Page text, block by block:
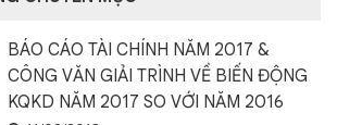
BÁO CÁO TÀI CHÍNH NĂM 2017 &
CÔNG VĂN GIẢI TRÌNH VỀ BIẾN ĐỘNG
KQKD NĂM 2017 SO VỚI NĂM 2016